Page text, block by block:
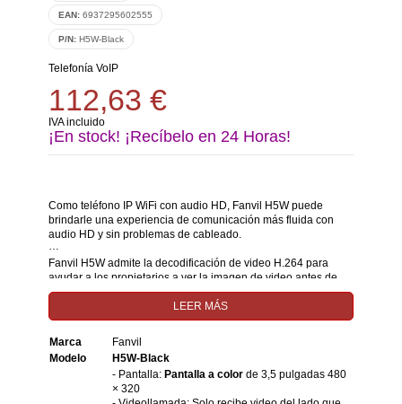
EAN: 6937295602555
P/N: H5W-Black
Telefonía VoIP
112,63 €
IVA incluido
¡En stock! ¡Recíbelo en 24 Horas!
Como teléfono IP WiFi con audio HD, Fanvil H5W puede
brindarle una experiencia de comunicación más fluida con
audio HD y sin problemas de cableado.
Fanvil H5W admite la decodificación de video H.264 para
ayudar a los propietarios a ver la imagen de video antes de
abrir la puerta.
Más que un teléfono IP de hotel, también es adecuado para
supermercados, hospitales, centros comerciales, etc.
LEER MÁS
Marca
Fanvil
Modelo
H5W-Black
- Pantalla: Pantalla a colorde 3,5 pulgadas 480
× 320